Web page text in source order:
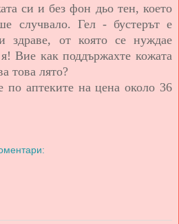
си и без фон дьо тен, което
случвало. Гел - бустерът е
здраве, от която се нуждае
Вие как поддържахте кожата
това лято?
по аптеките на цена около 36